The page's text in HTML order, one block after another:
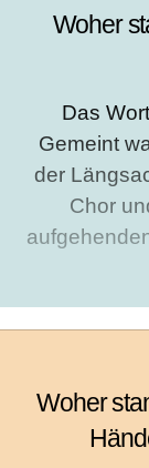
Woher
Das
Gemeint
der
Chor
Woher